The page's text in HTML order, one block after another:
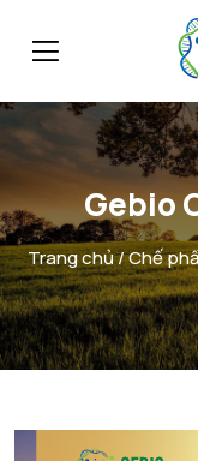
Gebio
Trang chủ/Chế